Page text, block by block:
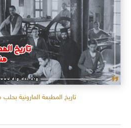
تاريخ المطبعة المارونية بحلب منذ